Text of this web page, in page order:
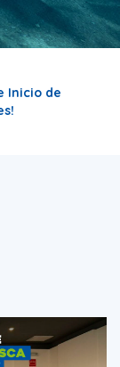
Inicio de